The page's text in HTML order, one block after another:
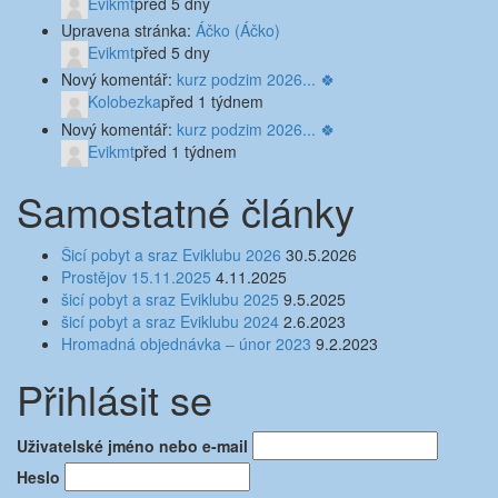
Upravena stránka: Áčko (Áčko)
Evikmtpřed 5 dny
Nový komentář: kurz podzim 2026... 🍀
Kolobezkapřed 1 týdnem
Nový komentář: kurz podzim 2026... 🍀
Evikmtpřed 1 týdnem
Samostatné články
Šicí pobyt a sraz Eviklubu 2026 30.5.2026
Prostějov 15.11.2025 4.11.2025
šicí pobyt a sraz Eviklubu 2025 9.5.2025
šicí pobyt a sraz Eviklubu 2024 2.6.2023
Hromadná objednávka – únor 2023 9.2.2023
Přihlásit se
Uživatelské jméno nebo e-mail
Heslo